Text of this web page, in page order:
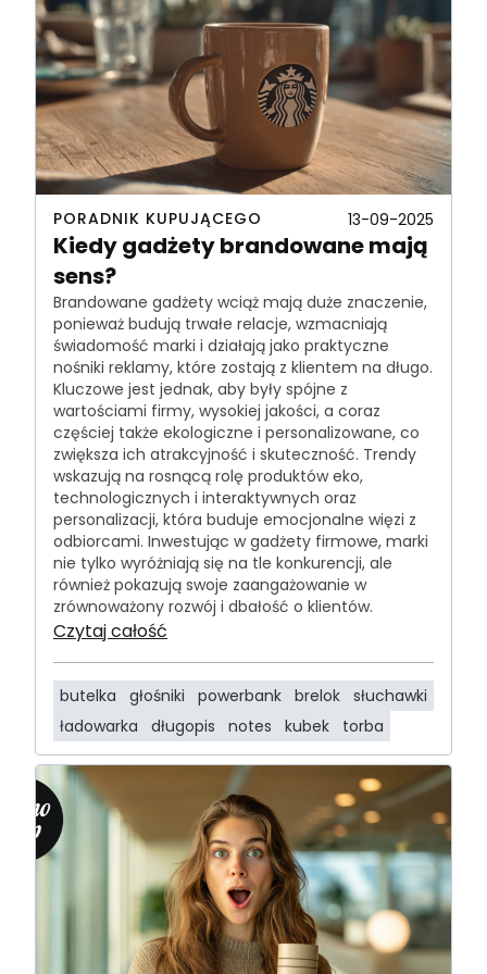
PORADNIK KUPUJĄCEGO 13-09-2025
Kiedy gadżety brandowane mają
sens?
Brandowane gadżety wciąż mają duże znaczenie,
ponieważ budują trwałe relacje, wzmacniają
świadomość marki i działają jako praktyczne
nośniki reklamy, które zostają z klientem na długo.
Kluczowe jest jednak, aby były spójne z
wartościami firmy, wysokiej jakości, a coraz
częściej także ekologiczne i personalizowane, co
zwiększa ich atrakcyjność i skuteczność. Trendy
wskazują na rosnącą rolę produktów eko,
technologicznych i interaktywnych oraz
personalizacji, która buduje emocjonalne więzi z
odbiorcami. Inwestując w gadżety firmowe, marki
nie tylko wyróżniają się na tle konkurencji, ale
również pokazują swoje zaangażowanie w
zrównoważony rozwój i dbałość o klientów.
Czytaj całość
butelka głośniki powerbank brelok słuchawki
ładowarka
długopis notes kubek torba